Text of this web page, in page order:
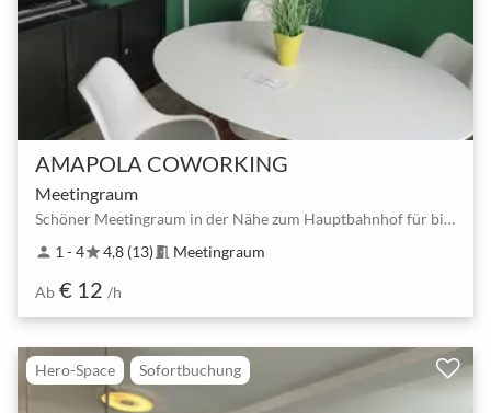
AMAPOLA COWORKING
Meetingraum
Schöner Meetingraum in der Nähe zum Hauptbahnhof für bis zu 4 Personen
person 1 - 4star4,8 (13) meeting_room Meetingraum
Ab € 12 /h
Hero-Space Sofortbuchung